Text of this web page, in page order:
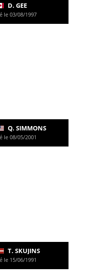
D. GEE
le 03/08/1997
Q. SIMMONS
le 08/05/2001
T. SKUJINS
le 15/06/1991